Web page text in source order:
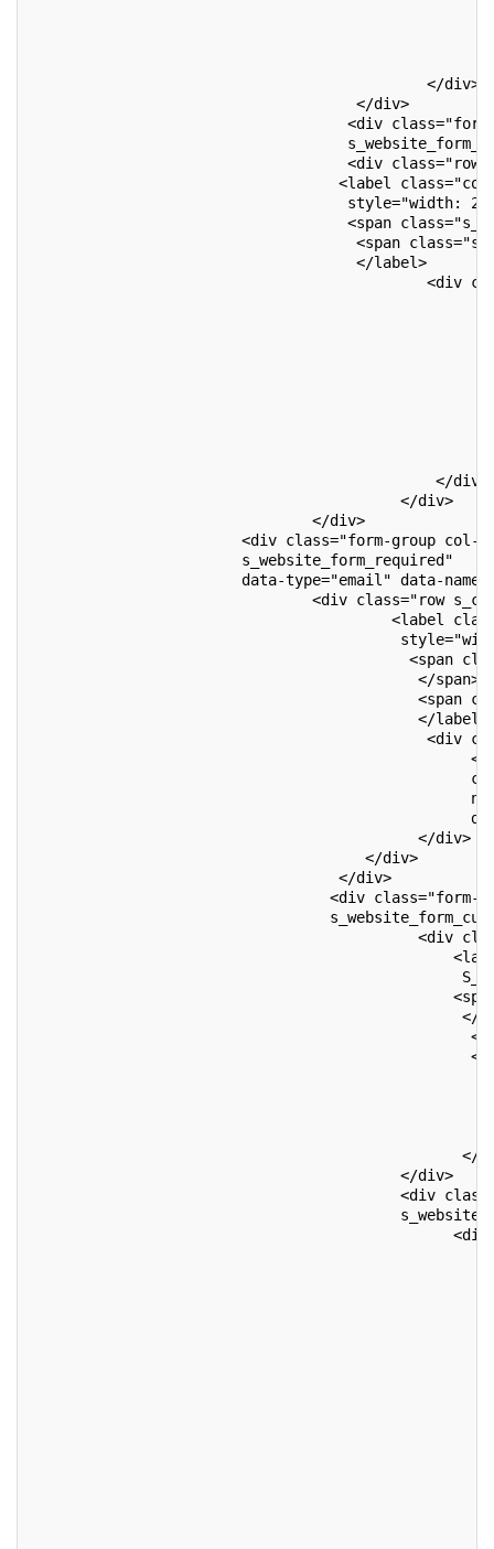
</div>
</div>
<div class="form-group col-12
s_website_form_custom"  data-
<div class="row
<label class="col-form-label col-
style="width: 200px"
<span
<span
</label>
<div class="col-
</div>
</div>
</div>
<div class="form-group col-12
s_website_form_required"
data-type="email" data-
<div class="row s_col_no_resize
<label class="col-form-label
style="width: 200px"
<span
</span>
<span
</label>
<div class="col-
<input id="email"
class="form-control
name="email_from"
data-fill-
</div>
</div>
</div>
<div class="form-group col-12
s_website_form_custom" data-
<div class="row
<label class="col-form-
S_website_form_label”
<span
</
</
<div
</
</div>
<div class="form-group col-
s_website_form_custom" data-
<div class="row